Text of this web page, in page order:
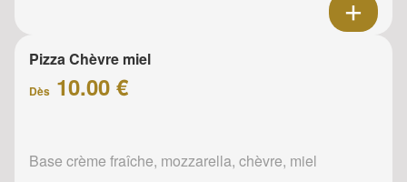
Pizza Chèvre miel
Dès 10.00 €
Base crème fraîche, mozzarella, chèvre, miel